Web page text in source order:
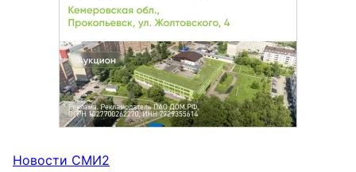
Новости СМИ2